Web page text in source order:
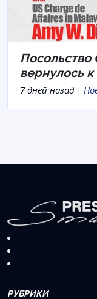
Посольство
вернулось
7 дней назад |
РУБРИКИ